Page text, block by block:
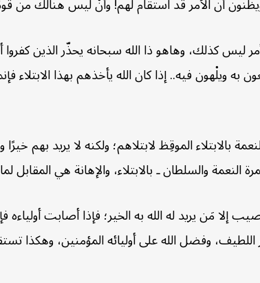
ليس كذلك، وهاهو ذا الله سبحانه يحذّر الذين
ويلْهون فيه.. إذا كان الله يأخذهم بهذا الابتلاء
بالابتلاء الموقِظ لابتلاهم؛ ولكنه لا يريد بهم
والسلطان ـ بالابتلاء، والإهانة هي المقابل
إلا مَن يريد له الله به الخير؛ فإذا أصابت أولياءه
اللطيف، وفضل الله على أوليائه المؤمنين،